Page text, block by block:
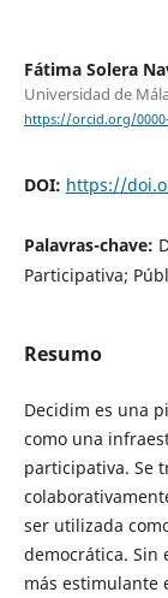
Fátima Solera
Universidad de
https://orcid.org/0000-
DOI: https://
Palavras-chave:
Participativa;
Resumo
Decidim es una
como una
participativa. Se
ser utilizada
democrática. Sin
más estimulante